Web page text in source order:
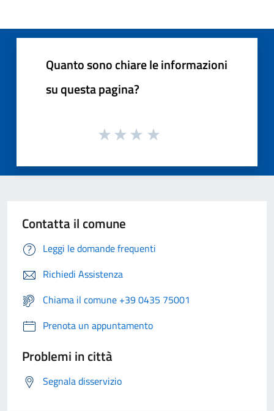
Quanto sono chiare le informazioni
su questa pagina?
Contatta il comune
Leggi le domande frequenti
Richiedi Assistenza
Chiama il comune +39 0435 75001
Prenota un appuntamento
Problemi in città
Segnala disservizio